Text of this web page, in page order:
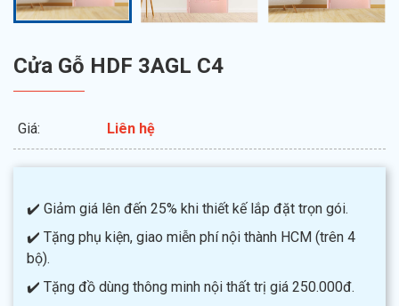
Cửa Gỗ HDF 3AGL C4
Giá: Liên hệ
✔️ Giảm giá lên đến 25% khi thiết kế lắp đặt trọn gói.
✔️ Tặng phụ kiện, giao miễn phí nội thành HCM (trên 4
bộ).
✔️ Tặng đồ dùng thông minh nội thất trị giá 250.000đ.